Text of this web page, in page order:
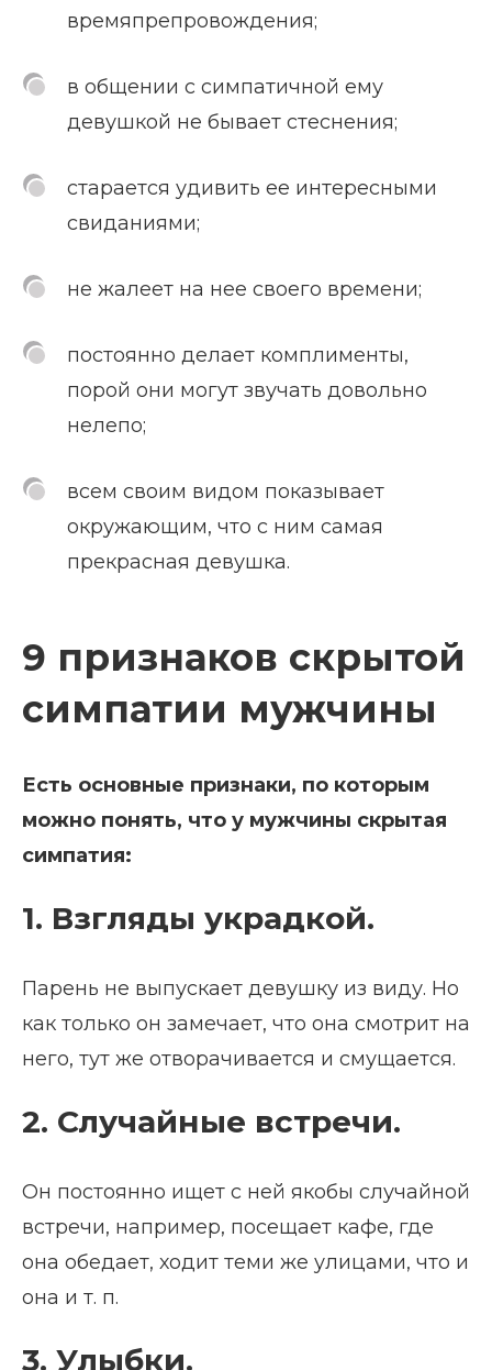
времяпрепровождения;
в общении с симпатичной ему
девушкой не бывает стеснения;
старается удивить ее интересными
свиданиями;
не жалеет на нее своего времени;
постоянно делает комплименты,
порой они могут звучать довольно
нелепо;
всем своим видом показывает
окружающим, что с ним самая
прекрасная девушка.
9 признаков скрытой
симпатии мужчины
Есть основные признаки, по которым
можно понять, что у мужчины скрытая
симпатия:
1. Взгляды украдкой.
Парень не выпускает девушку из виду. Но
как только он замечает, что она смотрит на
него, тут же отворачивается и смущается.
2. Случайные встречи.
Он постоянно ищет с ней якобы случайной
встречи, например, посещает кафе, где
она обедает, ходит теми же улицами, что и
она и т. п.
3. Улыбки.